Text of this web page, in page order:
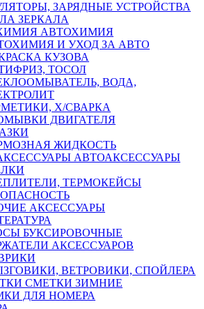
ЗАРЯДНЫЕ УСТРОЙСТВА
ЗЕРКАЛА
АВТОХИМИЯ
И УХОД ЗА АВТО
КУЗОВА
ТОСОЛ
ВОДА,
Х/СВАРКА
ДВИГАТЕЛЯ
ЖИДКОСТЬ
АВТОАКСЕССУАРЫ
ТЕРМОКЕЙСЫ
АКСЕССУАРЫ
БУКСИРОВОЧНЫЕ
АКСЕССУАРОВ
ВЕТРОВИКИ, СПОЙЛЕРА
СМЕТКИ ЗИМНИЕ
ДЛЯ НОМЕРА